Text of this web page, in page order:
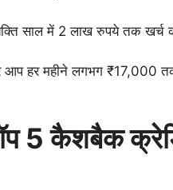
साल में 2 लाख रुपये तक खर्च
हर महीने लगभग ₹17,000
5 कैशबैक